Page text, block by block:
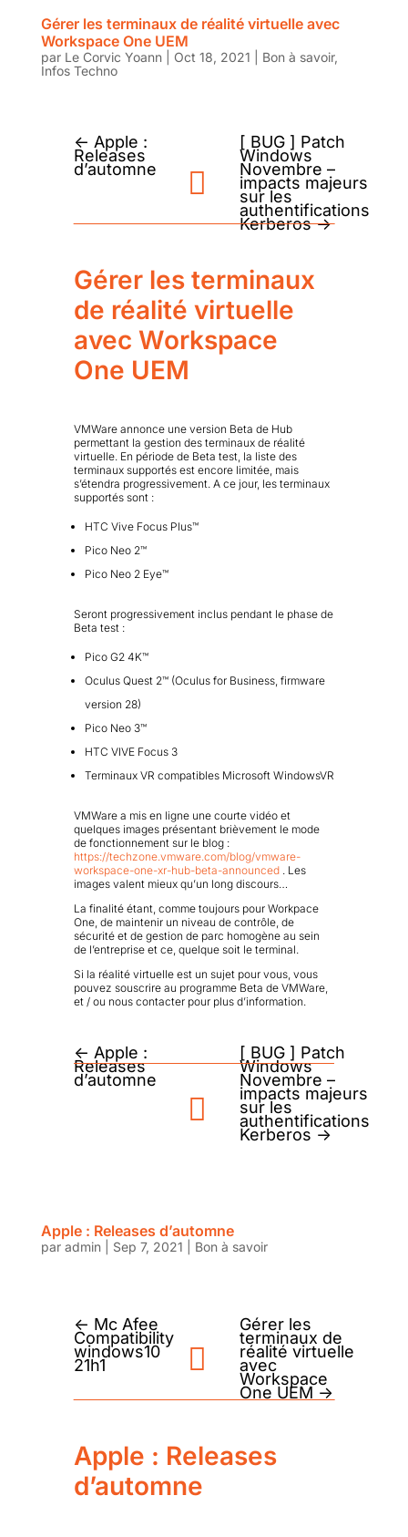
Gérer les terminaux de réalité virtuelle avec
Workspace One UEM
par Le Corvic Yoann| Oct 18, 2021 Bon à savoir,
Infos Techno
← Apple :
Releases
d’automne
[ BUG ] Patch
Windows
Novembre –
impacts majeurs
sur les
authentifications
Kerberos→
Gérer les terminaux
de réalité virtuelle
avec Workspace
One UEM
VMWare annonce une version Beta de Hub
permettant la gestion des terminaux de réalité
virtuelle. En période de Beta test, la liste des
terminaux supportés est encore limitée, mais
s’étendra progressivement. A ce jour, les terminaux
supportés sont :
HTC Vive Focus Plus™
Pico Neo 2™
Pico Neo 2 Eye™
Seront progressivement inclus pendant le phase de
Beta test :
Pico G2 4K™
Oculus Quest 2™ (Oculus for Business, firmware
version 28)
Pico Neo 3™
HTC VIVE Focus 3
Terminaux VR compatibles Microsoft WindowsVR
VMWare a mis en ligne une courte vidéo et
quelques images présentant brièvement le mode
de fonctionnement sur le blog :
https://techzone.vmware.com/blog/vmware-
workspace-one-xr-hub-beta-announced . Les
images valent mieux qu’un long discours…
La finalité étant, comme toujours pour Workpace
One, de maintenir un niveau de contrôle, de
sécurité et de gestion de parc homogène au sein
de l’entreprise et ce, quelque soit le terminal.
Si la réalité virtuelle est un sujet pour vous, vous
pouvez souscrire au programme Beta de VMWare,
et / ou nous contacter pour plus d’information.
← Apple :
Releases
d’automne
[ BUG ] Patch
Windows
Novembre –
impacts majeurs
sur les
authentifications
Kerberos →
Apple : Releases d’automne
par admin| Sep 7, 2021 Bon à savoir
← Mc Afee
Compatibility
windows10
21h1
Gérer les
terminaux de
réalité virtuelle
avec
Workspace
One UEM →
Apple : Releases
d’automne